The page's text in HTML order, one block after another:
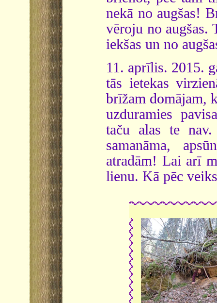
nekā no augšas!
vēroju no augšas.
iekšas un no
11. aprīlis. 2015.
tās ietekas
brīžam domājam,
uzduramies
taču alas te
samanāma,
atradām! Lai arī
lienu. Kā pēc